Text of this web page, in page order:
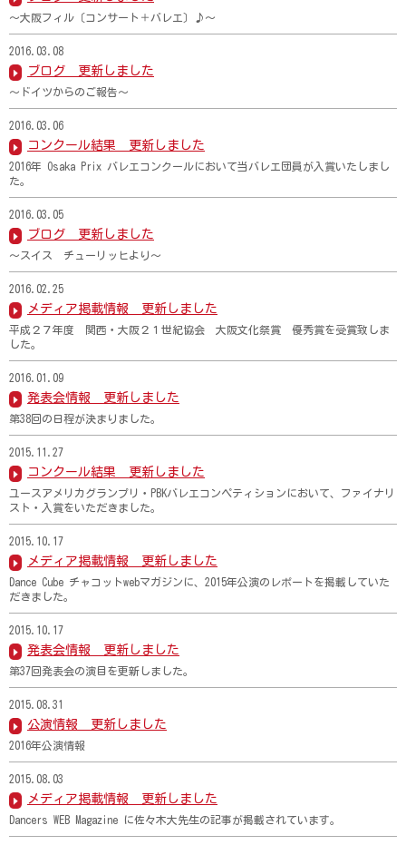
～大阪フィル〔コンサート＋バレエ〕♪～
2016.03.08
ブログ 更新しました
～ドイツからのご報告～
2016.03.06
コンクール結果 更新しました
2016年 Osaka Prix バレエコンクールにおいて当バレエ団員が入賞いたしまし
た。
2016.03.05
ブログ 更新しました
～スイス チューリッヒより～
2016.02.25
メディア掲載情報 更新しました
平成２７年度 関西・大阪２１世紀協会 大阪文化祭賞 優秀賞を受賞致しま
した。
2016.01.09
発表会情報 更新しました
第38回の日程が決まりました。
2015.11.27
コンクール結果 更新しました
ユースアメリカグランプリ・PBKバレエコンペティションにおいて、ファイナリ
スト・入賞をいただきました。
2015.10.17
メディア掲載情報 更新しました
Dance Cube チャコットwebマガジンに、2015年公演のレポートを掲載していた
だきました。
2015.10.17
発表会情報 更新しました
第37回発表会の演目を更新しました。
2015.08.31
公演情報 更新しました
2016年公演情報
2015.08.03
メディア掲載情報 更新しました
Dancers WEB Magazine に佐々木大先生の記事が掲載されています。